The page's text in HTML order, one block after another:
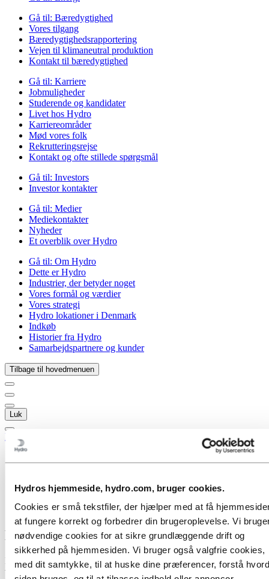
Hydros hjemmeside, hydro.com, bruger cookies.
Cookies er små tekstfiler, der hjælper med at få
at fungere korrekt og forbedrer din brugeroplevelse. Vi
nødvendige cookies for at sikre grundlæggende drift og
sikkerhed på hjemmesiden. Vi bruger også valgfrie cookies,
med dit samtykke, til at huske dine præferencer, forstå
Gå til: Bæredygtighed
Vores tilgang
Bæredygtighedsrapportering
Vejen til klimaneutral produktion
Kontakt til bæredygtighed
Gå til: Karriere
Jobmuligheder
Studerende og kandidater
Livet hos Hydro
Karriereområder
Mød vores folk
Rekrutteringsrejse
Kontakt og ofte stillede spørgsmål
Gå til: Investors
Investor kontakter
Gå til: Medier
Mediekontakter
Nyheder
Et overblik over Hydro
Gå til: Om Hydro
Dette er Hydro
Industrier, der betyder noget
Vores formål og værdier
Vores strategi
Hydro lokationer i Denmark
Indkøb
Historier fra Hydro
Samarbejdspartnere og kunder
Tilbage til hovedmenuen
Luk
Medier
Et overblik over Hydro
Hydro kort fortalt
Hydro er en førende virksomhed i branchen for aluminium og
vedvarende energi, der har forpligtet sig til en bæredygtig fremtid.